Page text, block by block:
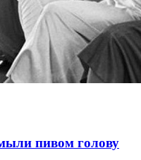
пивом голову